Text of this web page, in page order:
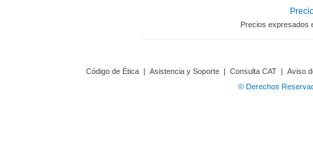
Precios expresados
Código de Ética | Asistencia y Soporte | Consulta CAT | Aviso
© Derechos